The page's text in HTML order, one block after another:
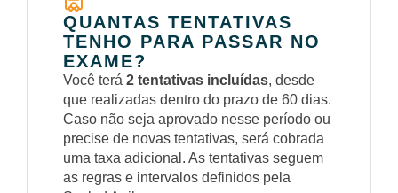
QUANTAS TENTATIVAS
TENHO PARA PASSAR NO
EXAME?
Você terá 2 tentativas incluídas, desde
que realizadas dentro do prazo de 60 dias.
Caso não seja aprovado nesse período ou
precise de novas tentativas, será cobrada
uma taxa adicional. As tentativas seguem
as regras e intervalos definidos pela